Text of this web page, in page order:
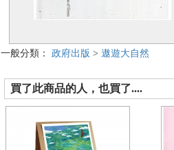
一般分類： 政府出版 > 遨遊大自然
買了此商品的人，也買了....